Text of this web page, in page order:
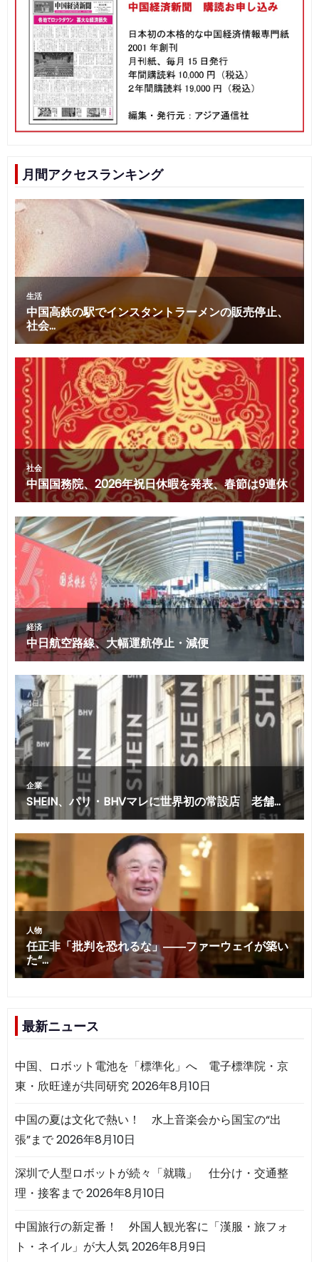
月間アクセスランキング
最新ニュース
中国、ロボット電池を「標準化」へ 電子標準院・京
東・欣旺達が共同研究2026年8月10日
中国の夏は文化で熱い！ 水上音楽会から国宝の“出
張”まで2026年8月10日
深圳で人型ロボットが続々「就職」 仕分け・交通整
理・接客まで2026年8月10日
中国旅行の新定番！ 外国人観光客に「漢服・旅フォ
ト・ネイル」が大人気2026年8月9日